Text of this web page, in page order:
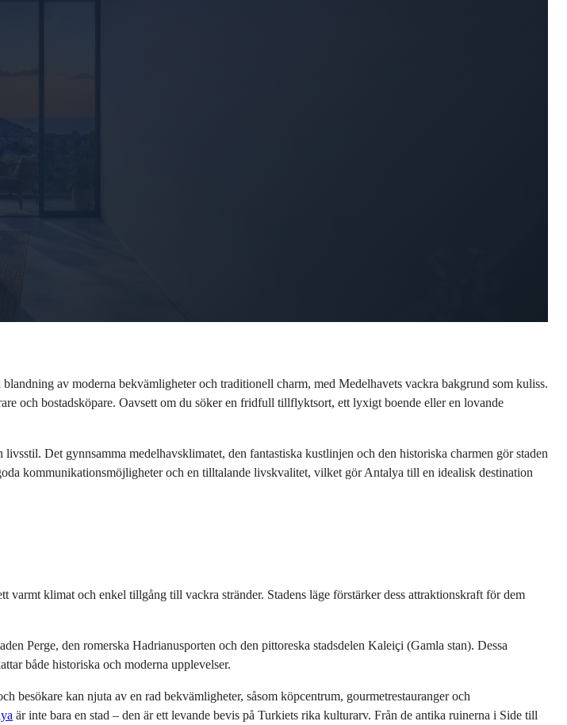
av moderna bekvämligheter och traditionell charm, med Medelhavets vackra bakgrund som kuliss.
och bostadsköpare. Oavsett om du söker en fridfull tillflyktsort, ett lyxigt boende eller en lovande
Det gynnsamma medelhavsklimatet, den fantastiska kustlinjen och den historiska charmen gör staden
kommunikationsmöjligheter och en tilltalande livskvalitet, vilket gör Antalya till en idealisk destination
klimat och enkel tillgång till vackra stränder. Stadens läge förstärker dess attraktionskraft för dem
Perge, den romerska Hadrianusporten och den pittoreska stadsdelen Kaleiçi (Gamla stan). Dessa
både historiska och moderna upplevelser.
besökare kan njuta av en rad bekvämligheter, såsom köpcentrum, gourmetrestauranger och
är inte bara en stad – den är ett levande bevis på Turkiets rika kulturarv. Från de antika ruinerna i Side till